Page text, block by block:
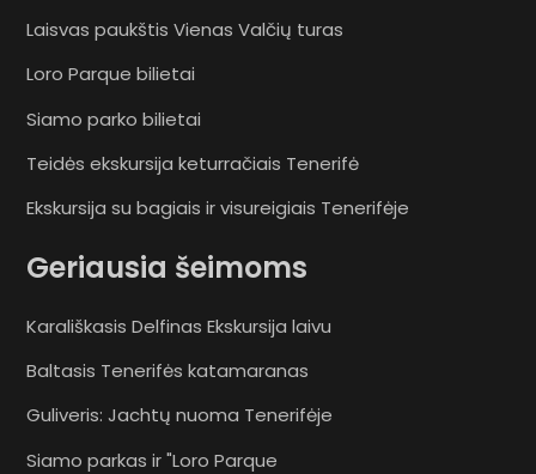
Laisvas paukštis Vienas Valčių turas
Loro Parque bilietai
Siamo parko bilietai
Teidės ekskursija keturračiais Tenerifė
Ekskursija su bagiais ir visureigiais Tenerifėje
Geriausia šeimoms
Karališkasis Delfinas Ekskursija laivu
Baltasis Tenerifės katamaranas
Guliveris: Jachtų nuoma Tenerifėje
Siamo parkas ir "Loro Parque